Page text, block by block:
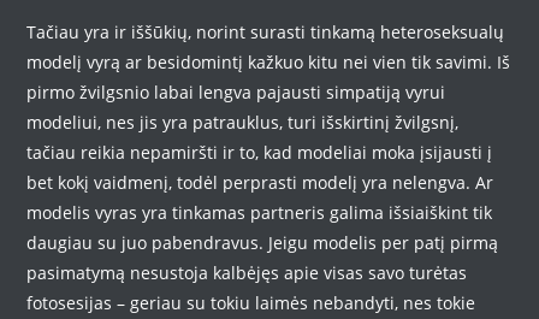
Tačiau yra ir iššūkių, norint surasti tinkamą heteroseksualų
modelį vyrą ar besidomintį kažkuo kitu nei vien tik savimi. Iš
pirmo žvilgsnio labai lengva pajausti simpatiją vyrui
modeliui, nes jis yra patrauklus, turi išskirtinį žvilgsnį,
tačiau reikia nepamiršti ir to, kad modeliai moka įsijausti į
bet kokį vaidmenį, todėl perprasti modelį yra nelengva. Ar
modelis vyras yra tinkamas partneris galima išsiaiškint tik
daugiau su juo pabendravus. Jeigu modelis per patį pirmą
pasimatymą nesustoja kalbėjęs apie visas savo turėtas
fotosesijas – geriau su tokiu laimės nebandyti, nes tokie